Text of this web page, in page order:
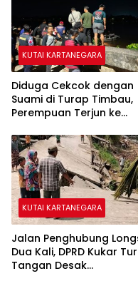
KUTAI KARTANEGARA
Diduga Cekcok dengan
Suami di Turap Timbau,
Perempuan Terjun ke
KUTAI KARTANEGARA
Jalan Penghubung
Dua Kali, DPRD Kukar
Tangan Desak